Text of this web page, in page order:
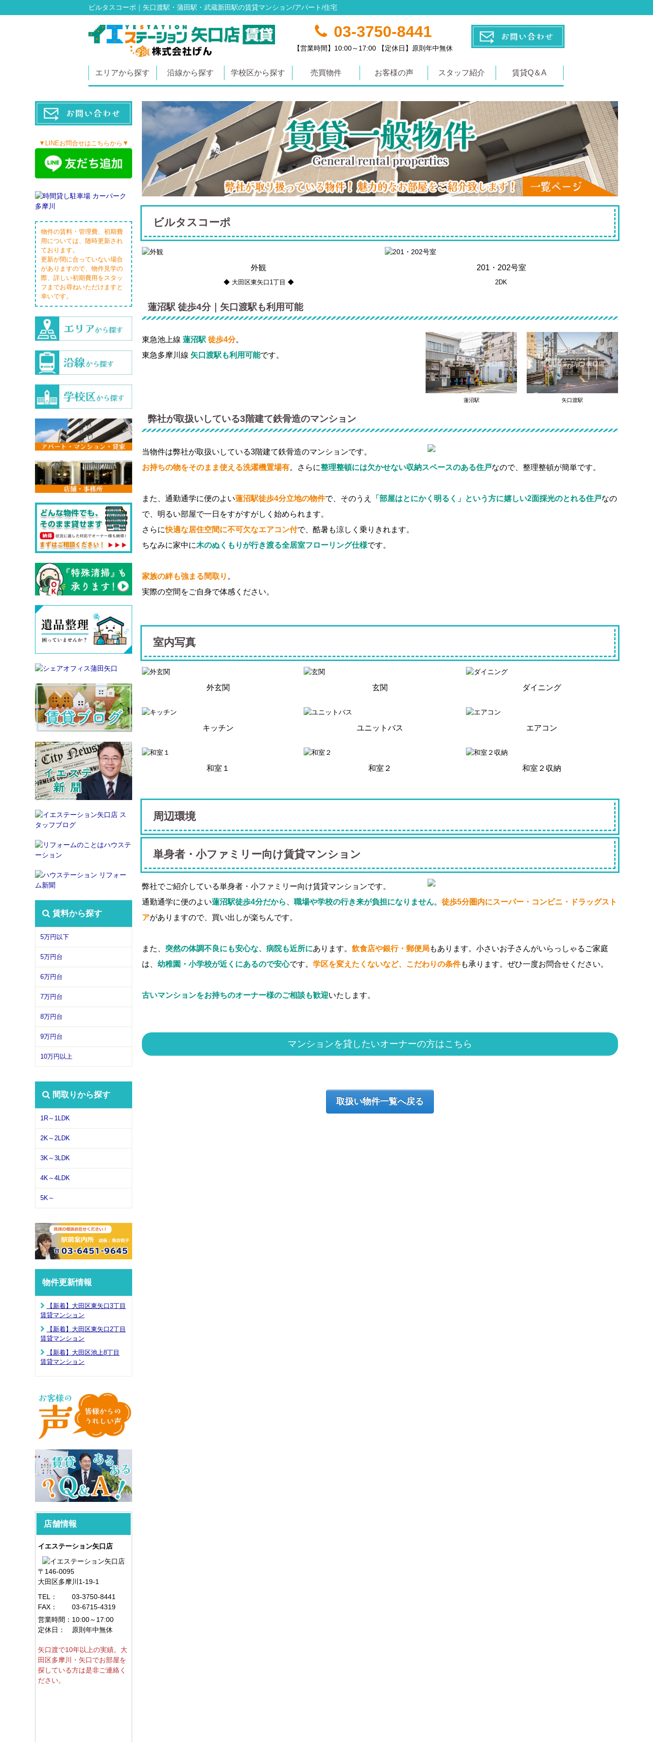
ビルタスコーポ｜矢口渡駅・蒲田駅・武蔵新田駅の賃貸マンション/アパート/住宅
03-3750-8441
【営業時間】10:00～17:00 【定休日】原則年中無休
エリアから探す 沿線から探す 学校区から探す 売買物件 お客様の声 スタッフ紹介 賃貸Q＆A
▼LINEお問合せはこちらから▼
物件の賃料・管理費、初期費
用については、随時更新され
ております。
更新が間に合っていない場合
がありますので、物件見学の
際、詳しい初期費用をスタッ
フまでお尋ねいただけますと
幸いです。
賃料から探す
5万円以下
5万円台
6万円台
7万円台
8万円台
9万円台
10万円以上
間取りから探す
1R～1LDK
2K～2LDK
3K～3LDK
4K～4LDK
5K～
物件更新情報
【新着】大田区東矢口3丁目
賃貸マンション
【新着】大田区東矢口2丁目
賃貸マンション
【新着】大田区池上8丁目
賃貸マンション
店舗情報
イエステーション矢口店
〒146-0095
大田区多摩川1-19-1
TEL：
03-3750-8441
FAX：
03-6715-4319
営業時間： 10:00～17:00
定休日：
原則年中無休
矢口渡で10年以上の実績。大
田区多摩川・矢口でお部屋を
探している方は是非ご連絡く
ださい。
ビルタスコーポ
外観
◆ 大田区東矢口1丁目 ◆
201・202号室
2DK
蓮沼駅 徒歩4分｜矢口渡駅も利用可能
東急池上線 蓮沼駅 徒歩4分。
東急多摩川線 矢口渡駅も利用可能です。
蓮沼駅 矢口渡駅
弊社が取扱いしている3階建て鉄骨造のマンション
当物件は弊社が取扱いしている3階建て鉄骨造のマンションです。
お持ちの物をそのまま使える洗濯機置場有。さらに整理整頓には欠かせない収納スペースのある住戸なので、整理整頓が簡単です。
また、通勤通学に便のよい蓮沼駅徒歩4分立地の物件で、そのうえ 「部屋はとにかく明るく」という方に嬉しい2面採光のとれる住戸なの
で、明るい部屋で一日をすがすがしく始められます。
さらに快適な居住空間に不可欠なエアコン付で、酷暑も涼しく乗りきれます。
ちなみに家中に木のぬくもりが行き渡る全居室フローリング仕様です。
家族の絆も強まる間取り 。
実際の空間をご自身で体感ください。
室内写真
外玄関 玄関 ダイニング
キッチン ユニットバス エアコン
和室１ 和室２ 和室２収納
周辺環境
単身者・小ファミリー向け賃貸マンション
弊社でご紹介している単身者・小ファミリー向け賃貸マンションです。
通勤通学に便のよい蓮沼駅徒歩4分だから、職場や学校の行き来が負担になりません。 徒歩5分圏内にスーパー・コンビニ・ドラッグスト
アがありますので、買い出しが楽ちんです。
また、 突然の体調不良にも安心な、病院も近所にあります。 飲食店や銀行・郵便局もあります。小さいお子さんがいらっしゃるご家庭
は、 幼稚園・小学校が近くにあるので安心です。 学区を変えたくないなど、こだわりの条件も承ります。ぜひ一度お問合せください。
古いマンションをお持ちのオーナー様のご相談も歓迎いたします。
マンションを貸したいオーナーの方はこちら
取扱い物件一覧へ戻る